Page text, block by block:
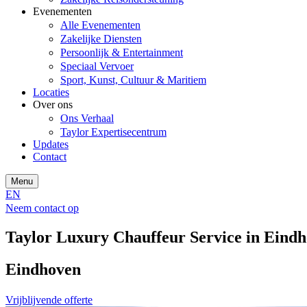
Evenementen
Alle Evenementen
Zakelijke Diensten
Persoonlijk & Entertainment
Speciaal Vervoer
Sport, Kunst, Cultuur & Maritiem
Locaties
Over ons
Ons Verhaal
Taylor Expertisecentrum
Updates
Contact
Menu
EN
Neem contact op
Taylor Luxury Chauffeur Service in
Eindhoven
Vrijblijvende offerte